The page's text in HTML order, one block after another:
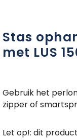
Stas
met LUS
Gebruik het
zipper of
Let op!: dit